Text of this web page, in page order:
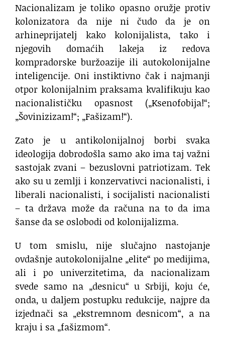
Nacionalizam je toliko opasno oružje protiv
kolonizatora da nije ni čudo da je on
arhineprijatelj kako kolonijalista, tako i
njegovih domaćih lakeja iz redova
kompradorske buržoazije ili autokolonijalne
inteligencije. Oni instiktivno čak i najmanji
otpor kolonijalnim praksama kvalifikuju kao
nacionalističku opasnost („Ksenofobija!“;
„Šovinizizam!“; „Fašizam!“).
Zato je u antikolonijalnoj borbi svaka
ideologija dobrodošla samo ako ima taj važni
sastojak zvani – bezuslovni patriotizam. Tek
ako su u zemlji i konzervativci nacionalisti, i
liberali nacionalisti, i socijalisti nacionalisti
– ta država može da računa na to da ima
šanse da se oslobodi od kolonijalizma.
U tom smislu, nije slučajno nastojanje
ovdašnje autokolonijalne „elite“ po medijima,
ali i po univerzitetima, da nacionalizam
svede samo na „desnicu“ u Srbiji, koju će,
onda, u daljem postupku redukcije, najpre da
izjednači sa „ekstremnom desnicom“, a na
kraju i sa „fašizmom“.